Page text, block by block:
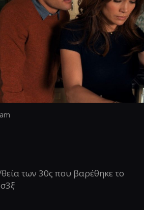
των 30ς που βαρέθηκε το